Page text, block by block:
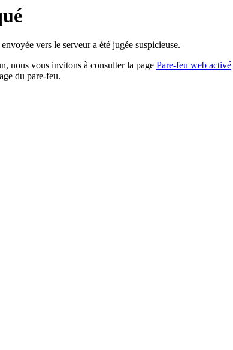
vers le serveur a été jugée suspicieuse.
nous vous invitons à consulter la page Pare-feu web activé
du pare-feu.